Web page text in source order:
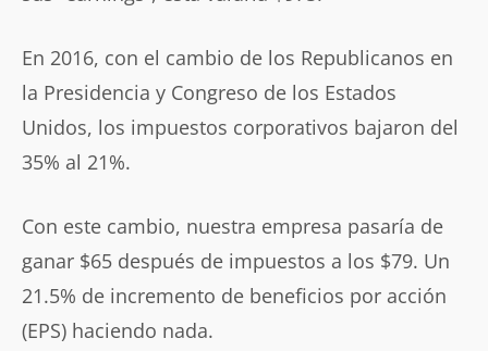
En 2016, con el cambio de los Republicanos en
la Presidencia y Congreso de los Estados
Unidos, los impuestos corporativos bajaron del
35% al 21%.
Con este cambio, nuestra empresa pasaría de
ganar $65 después de impuestos a los $79. Un
21.5% de incremento de beneficios por acción
(EPS) haciendo nada.